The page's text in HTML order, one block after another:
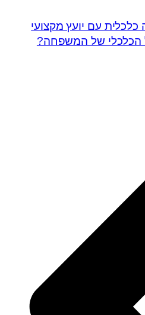
עם יועץ מקצועי
הכלכלי של המשפחה?